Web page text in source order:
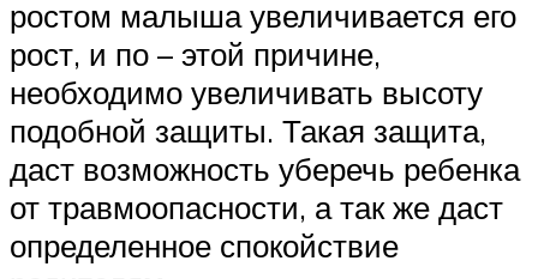
ростом малыша увеличивается его
рост, и по – этой причине,
необходимо увеличивать высоту
подобной защиты. Такая защита,
даст возможность уберечь ребенка
от травмоопасности, а так же даст
определенное спокойствие